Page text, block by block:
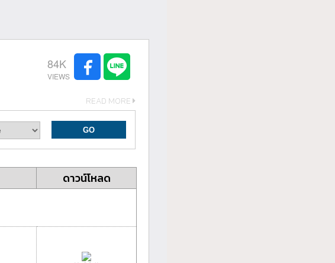
84K
READ MORE
ดาวน์โหลด